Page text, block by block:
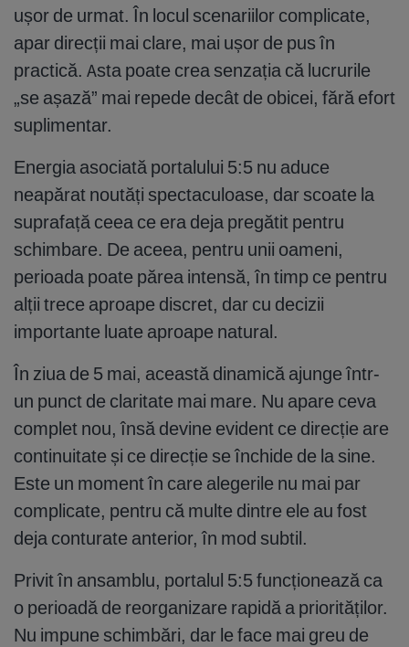
ușor de urmat. În locul scenariilor complicate,
apar direcții mai clare, mai ușor de pus în
practică. Asta poate crea senzația că lucrurile
„se așază” mai repede decât de obicei, fără efort
suplimentar.
Energia asociată portalului 5:5 nu aduce
neapărat noutăți spectaculoase, dar scoate la
suprafață ceea ce era deja pregătit pentru
schimbare. De aceea, pentru unii oameni,
perioada poate părea intensă, în timp ce pentru
alții trece aproape discret, dar cu decizii
importante luate aproape natural.
În ziua de 5 mai, această dinamică ajunge într-
un punct de claritate mai mare. Nu apare ceva
complet nou, însă devine evident ce direcție are
continuitate și ce direcție se închide de la sine.
Este un moment în care alegerile nu mai par
complicate, pentru că multe dintre ele au fost
deja conturate anterior, în mod subtil.
Privit în ansamblu, portalul 5:5 funcționează ca
o perioadă de reorganizare rapidă a priorităților.
Nu impune schimbări, dar le face mai greu de